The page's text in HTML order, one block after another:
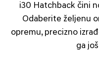
i30 Hatchback čini
Odaberite željenu
opremu, precizno
ga